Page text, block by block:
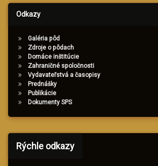
Odkazy
Galéria pôd
Zdroje o pôdach
Domáce inštitúcie
Zahraničné spoločnosti
Vydavateľstvá a časopisy
Prednášky
Publikácie
Dokumenty SPS
Rýchle odkazy